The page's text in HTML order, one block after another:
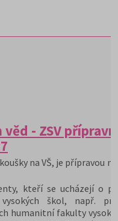
- ZSV
na VŠ, je přípravou
kteří se ucházejí o
škol, např.
humanitní fakulty